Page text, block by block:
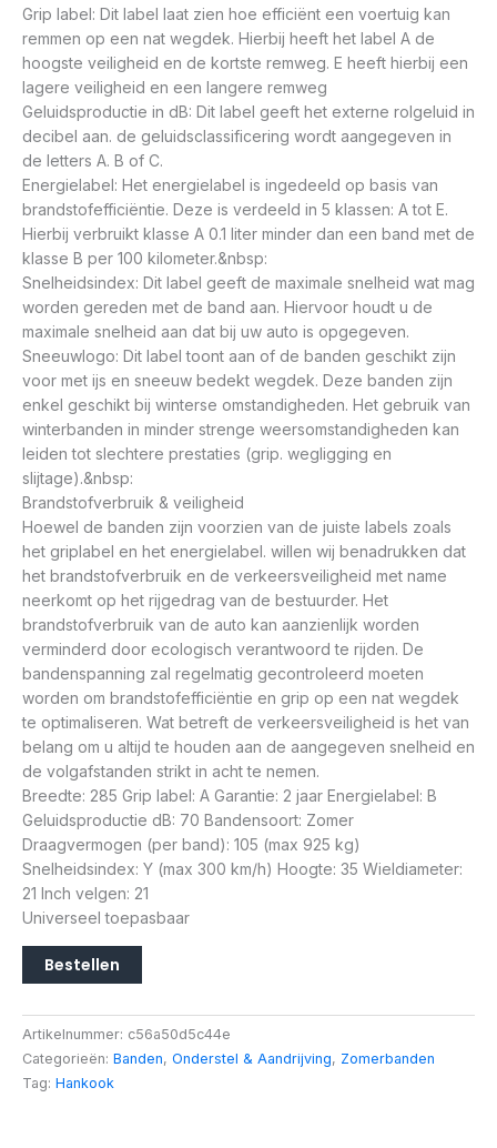
Grip label: Dit label laat zien hoe efficiënt een voertuig kan
remmen op een nat wegdek. Hierbij heeft het label A de
hoogste veiligheid en de kortste remweg. E heeft hierbij een
lagere veiligheid en een langere remweg
Geluidsproductie in dB: Dit label geeft het externe rolgeluid in
decibel aan. de geluidsclassificering wordt aangegeven in
de letters A. B of C.
Energielabel: Het energielabel is ingedeeld op basis van
brandstofefficiëntie. Deze is verdeeld in 5 klassen: A tot E.
Hierbij verbruikt klasse A 0.1 liter minder dan een band met de
klasse B per 100 kilometer.&nbsp:
Snelheidsindex: Dit label geeft de maximale snelheid wat mag
worden gereden met de band aan. Hiervoor houdt u de
maximale snelheid aan dat bij uw auto is opgegeven.
Sneeuwlogo: Dit label toont aan of de banden geschikt zijn
voor met ijs en sneeuw bedekt wegdek. Deze banden zijn
enkel geschikt bij winterse omstandigheden. Het gebruik van
winterbanden in minder strenge weersomstandigheden kan
leiden tot slechtere prestaties (grip. wegligging en
slijtage).&nbsp:
Brandstofverbruik & veiligheid
Hoewel de banden zijn voorzien van de juiste labels zoals
het griplabel en het energielabel. willen wij benadrukken dat
het brandstofverbruik en de verkeersveiligheid met name
neerkomt op het rijgedrag van de bestuurder. Het
brandstofverbruik van de auto kan aanzienlijk worden
verminderd door ecologisch verantwoord te rijden. De
bandenspanning zal regelmatig gecontroleerd moeten
worden om brandstofefficiëntie en grip op een nat wegdek
te optimaliseren. Wat betreft de verkeersveiligheid is het van
belang om u altijd te houden aan de aangegeven snelheid en
de volgafstanden strikt in acht te nemen.
Breedte: 285 Grip label: A Garantie: 2 jaar Energielabel: B
Geluidsproductie dB: 70 Bandensoort: Zomer
Draagvermogen (per band): 105 (max 925 kg)
Snelheidsindex: Y (max 300 km/h) Hoogte: 35 Wieldiameter:
21 Inch velgen: 21
Universeel toepasbaar
Bestellen
Artikelnummer: c56a50d5c44e
Categorieën: Banden, Onderstel & Aandrijving, Zomerbanden
Tag: Hankook